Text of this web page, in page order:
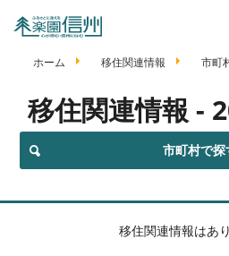
ホーム 移住関連情報 市町
移住関連情報 -
市町村で探
移住関連情報はあ